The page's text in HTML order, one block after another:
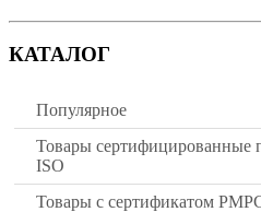
КАТАЛОГ
Популярное
Товары сертифицированные
ISO
Товары с сертификатом